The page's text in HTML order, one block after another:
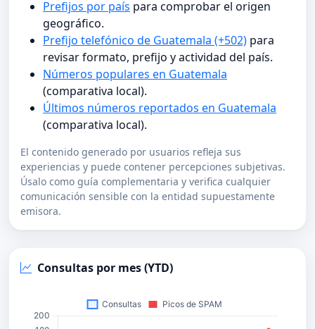
Prefijos por país para comprobar el origen
geográfico.
Prefijo telefónico de Guatemala (+502) para
revisar formato, prefijo y actividad del país.
Números populares en Guatemala
(comparativa local).
Últimos números reportados en Guatemala
(comparativa local).
El contenido generado por usuarios refleja sus
experiencias y puede contener percepciones subjetivas.
Úsalo como guía complementaria y verifica cualquier
comunicación sensible con la entidad supuestamente
emisora.
Consultas por mes (YTD)